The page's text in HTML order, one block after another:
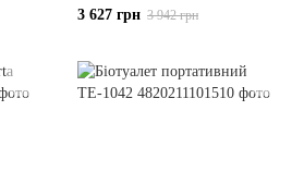
3 627 грн 3 942 грн